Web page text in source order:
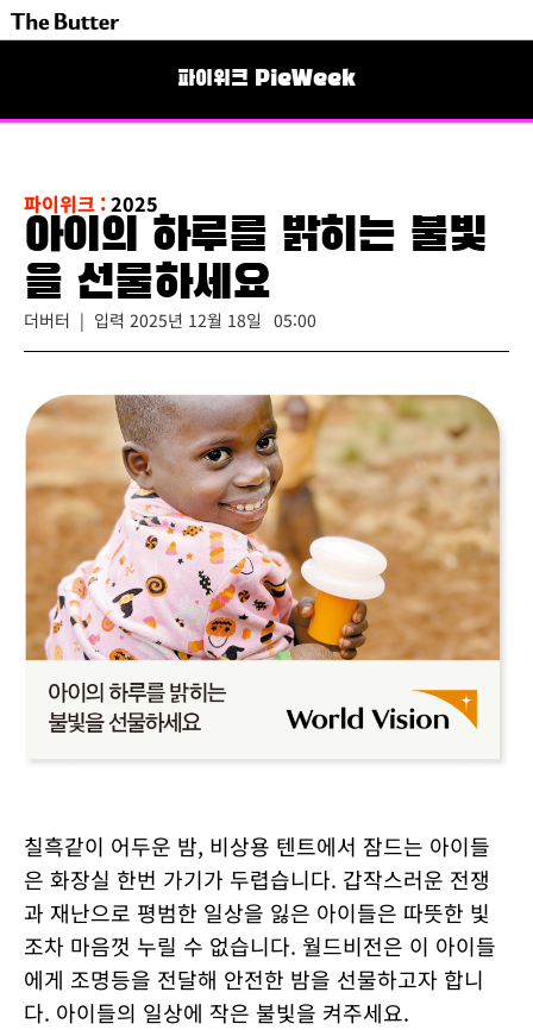
파이위크 PieWeek
파이위크 :2025
아이의 하루를 밝히는 불빛
을 선물하세요
더버터 | 입력 2025년 12월 18일 05:00
칠흑같이 어두운 밤, 비상용 텐트에서 잠드는 아이들
은 화장실 한번 가기가 두렵습니다. 갑작스러운 전쟁
과 재난으로 평범한 일상을 잃은 아이들은 따뜻한 빛
조차 마음껏 누릴 수 없습니다. 월드비전은 이 아이들
에게 조명등을 전달해 안전한 밤을 선물하고자 합니
다. 아이들의 일상에 작은 불빛을 켜주세요.